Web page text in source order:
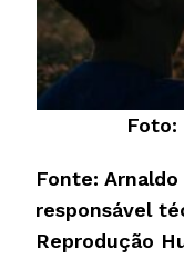
Foto:
Fonte:
responsável
Reprodução